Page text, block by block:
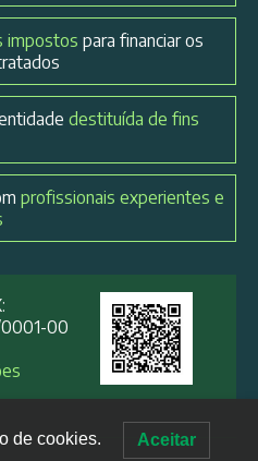
impostos para financiar os
destituída de fins
profissionais experientes e
0001-00​
de cookies. Aceitar